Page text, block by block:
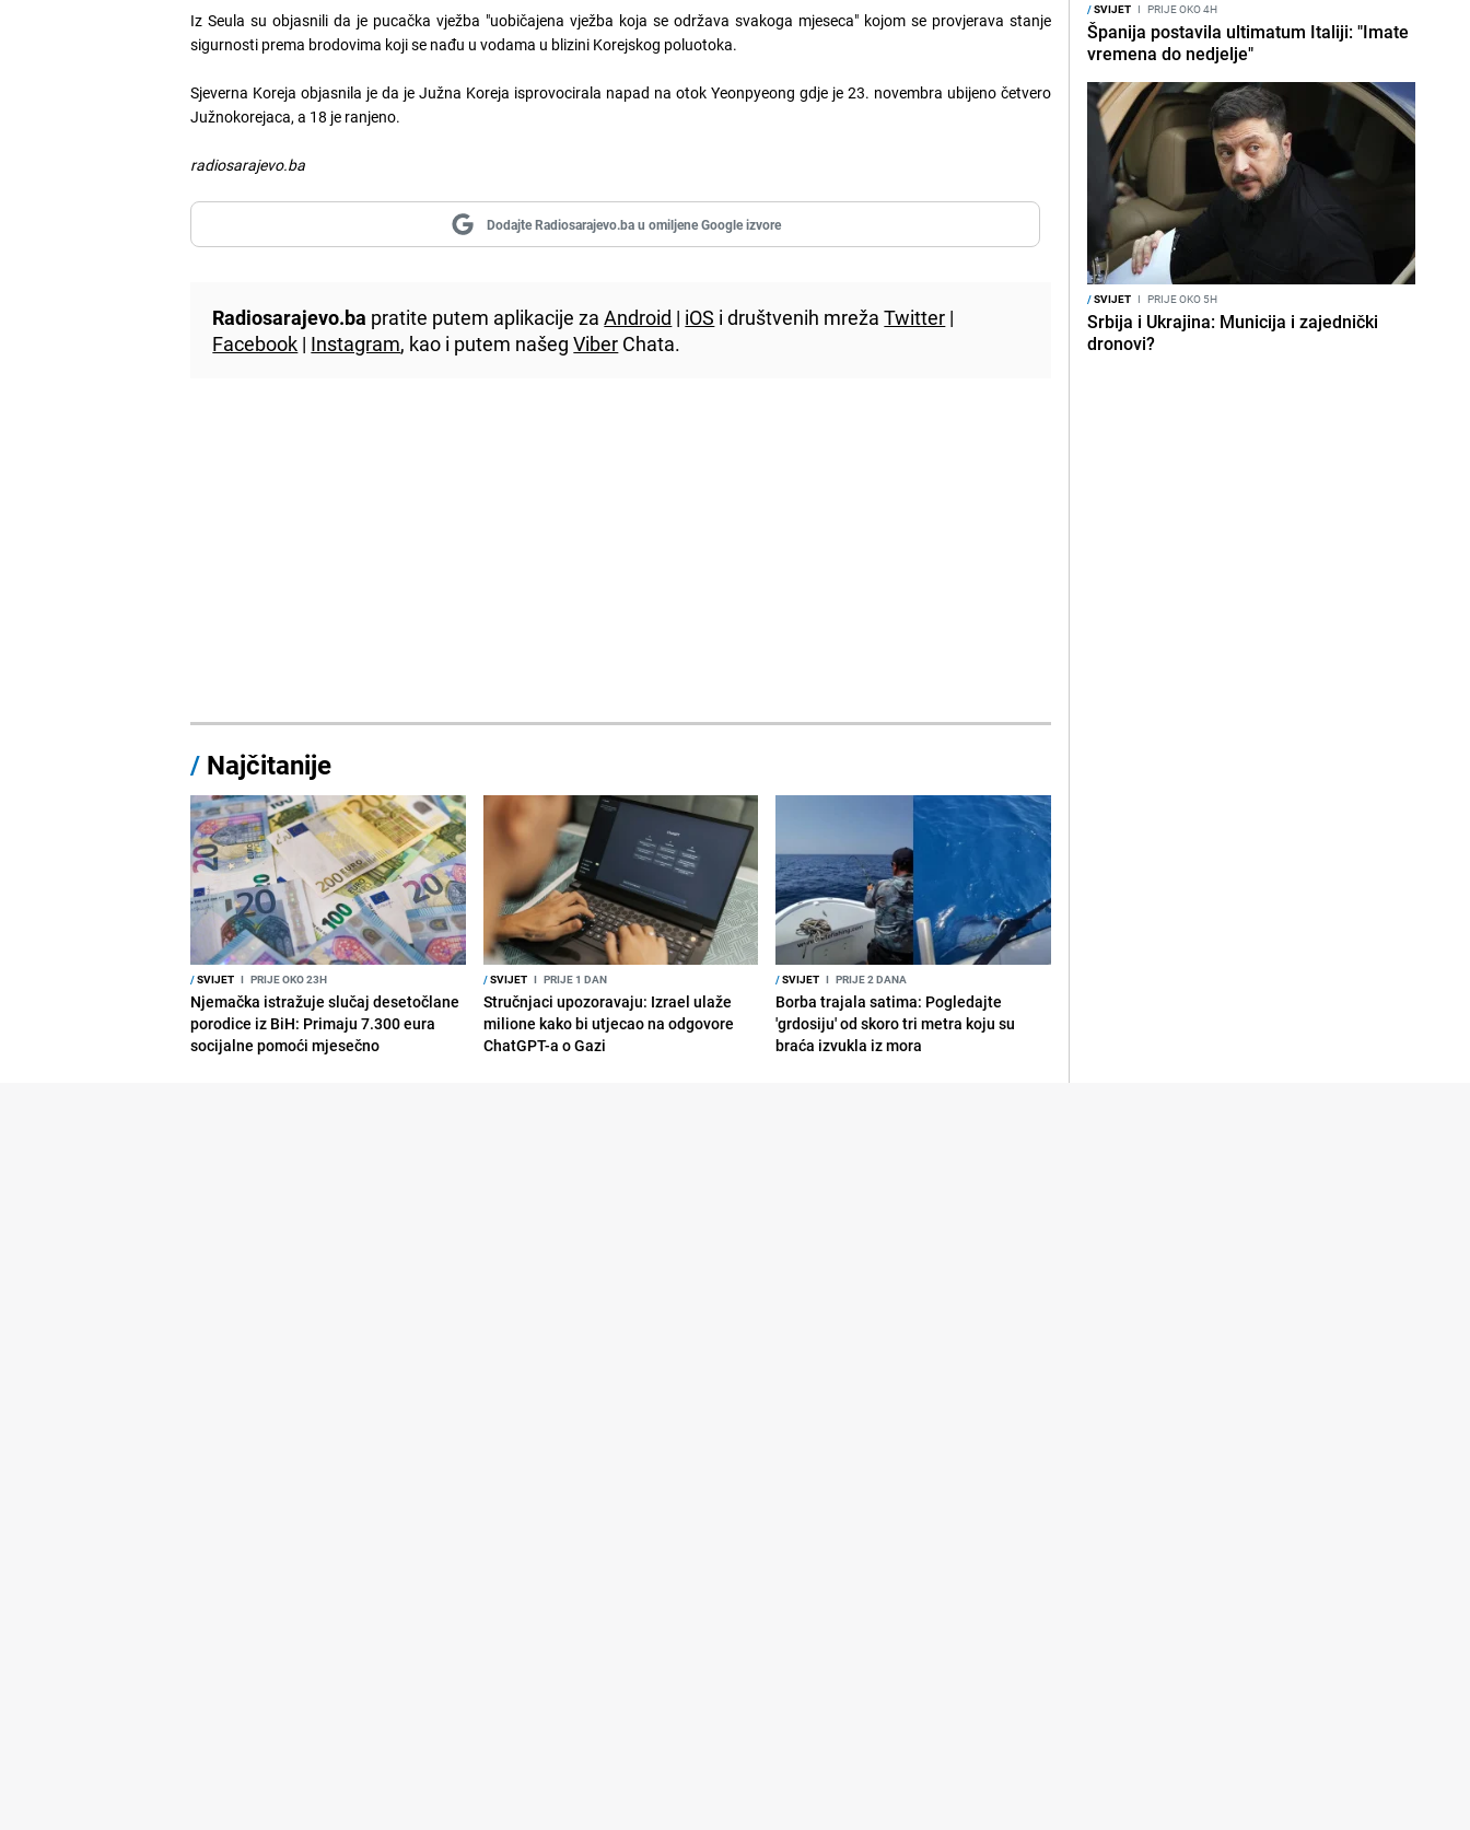
Iz Seula su objasnili da je pucačka vježba "uobičajena vježba koja se održava svakoga mjeseca" kojom se provjerava stanje
sigurnosti prema brodovima koji se nađu u vodama u blizini Korejskog poluotoka.
Sjeverna Koreja objasnila je da je Južna Koreja isprovocirala napad na otok Yeonpyeong gdje je 23. novembra ubijeno četvero
Južnokorejaca, a 18 je ranjeno.
radiosarajevo.ba
Dodajte Radiosarajevo.ba u omiljene Google izvore
Radiosarajevo.ba pratite putem aplikacije zaAndroid | iOS i društvenih mrežaTwitter |
Facebook | Instagram, kao i putem našegViber Chata.
/ Najčitanije
/SVIJET I PRIJE OKO 23H
Njemačka istražuje slučaj desetočlane
porodice iz BiH: Primaju 7.300 eura
socijalne pomoći mjesečno
/SVIJET I PRIJE 1 DAN
Stručnjaci upozoravaju: Izrael ulaže
milione kako bi utjecao na odgovore
ChatGPT-a o Gazi
/SVIJET I PRIJE 2 DANA
Borba trajala satima: Pogledajte
'grdosiju' od skoro tri metra koju su
braća izvukla iz mora
/SVIJET I PRIJE OKO 4H
Španija postavila ultimatum Italiji: "Imate
vremena do nedjelje"
/SVIJET I PRIJE OKO 5H
Srbija i Ukrajina: Municija i zajednički
dronovi?